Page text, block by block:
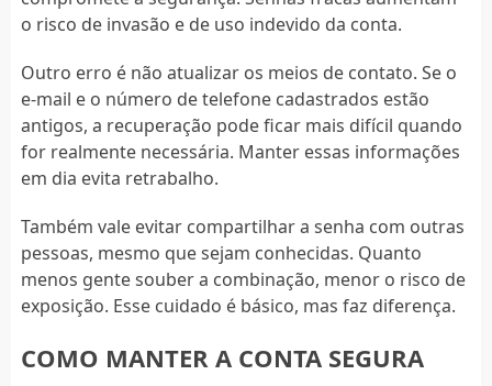
o risco de invasão e de uso indevido da conta.
Outro erro é não atualizar os meios de contato. Se o
e-mail e o número de telefone cadastrados estão
antigos, a recuperação pode ficar mais difícil quando
for realmente necessária. Manter essas informações
em dia evita retrabalho.
Também vale evitar compartilhar a senha com outras
pessoas, mesmo que sejam conhecidas. Quanto
menos gente souber a combinação, menor o risco de
exposição. Esse cuidado é básico, mas faz diferença.
COMO MANTER A CONTA SEGURA